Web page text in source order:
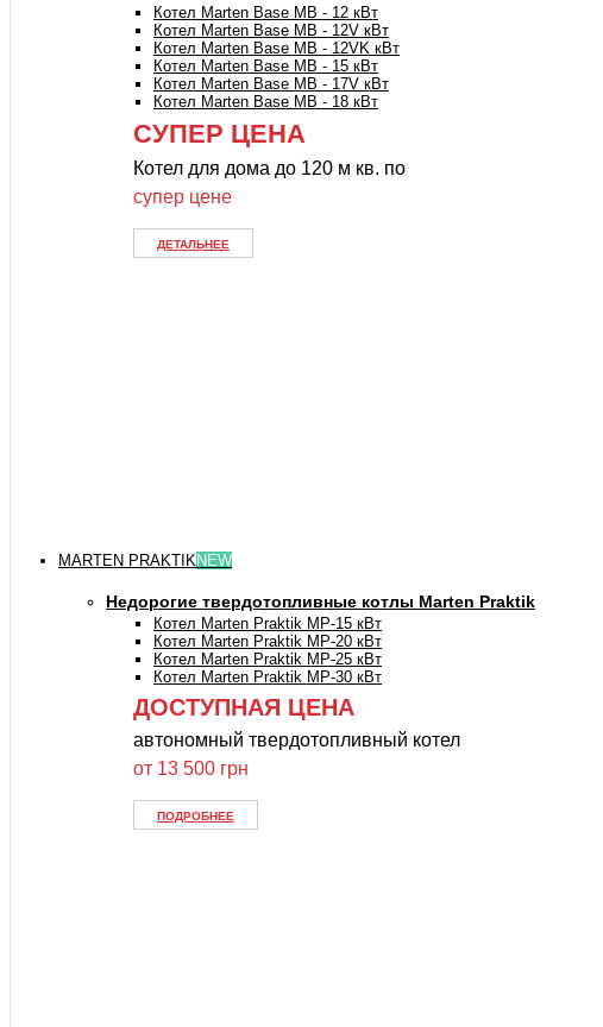
Котел Marten Base MB - 12 кВт
Котел Marten Base MB - 12V кВт
Котел Marten Base MB - 12VK кВт
Котел Marten Base MB - 15 кВт
Котел Marten Base MB - 17V кВт
Котел Marten Base MB - 18 кВт
СУПЕР ЦЕНА
Котел для дома до 120 м кв. по
супер цене
ДЕТАЛЬНЕЕ
MARTEN PRAKTIKNEW
Недорогие твердотопливные котлы Marten Praktik
Котел Marten Praktik MP-15 кВт
Котел Marten Praktik MP-20 кВт
Котел Marten Praktik MP-25 кВт
Котел Marten Praktik MP-30 кВт
ДОСТУПНАЯ ЦЕНА
автономный твердотопливный котел
от 13 500 грн
ПОДРОБНЕЕ